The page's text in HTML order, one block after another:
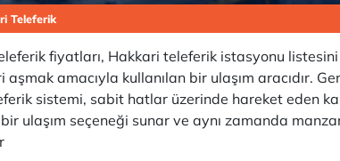
Teleferik
fiyatları, Hakkari teleferik istasyonu
amacıyla kullanılan bir ulaşım aracıdır.
sistemi, sabit hatlar üzerinde hareket eden
ulaşım seçeneği sunar ve aynı zamanda